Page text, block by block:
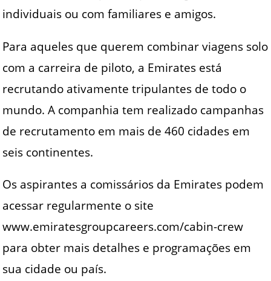
individuais ou com familiares e amigos.
Para aqueles que querem combinar viagens solo
com a carreira de piloto, a Emirates está
recrutando ativamente tripulantes de todo o
mundo. A companhia tem realizado campanhas
de recrutamento em mais de 460 cidades em
seis continentes.
Os aspirantes a comissários da Emirates podem
acessar regularmente o site
www.emiratesgroupcareers.com/cabin-crew
para obter mais detalhes e programações em
sua cidade ou país.